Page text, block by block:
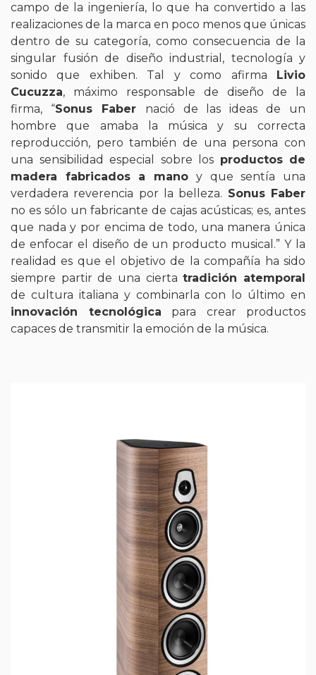
campo de la ingeniería, lo que ha convertido a las
realizaciones de la marca en poco menos que únicas
dentro de su categoría, como consecuencia de la
singular fusión de diseño industrial, tecnología y
sonido que exhiben. Tal y como afirma Livio
Cucuzza, máximo responsable de diseño de la
firma, “Sonus Faber nació de las ideas de un
hombre que amaba la música y su correcta
reproducción, pero también de una persona con
una sensibilidad especial sobre los productos de
madera fabricados a mano y que sentía una
verdadera reverencia por la belleza. Sonus Faber
no es sólo un fabricante de cajas acústicas; es, antes
que nada y por encima de todo, una manera única
de enfocar el diseño de un producto musical.” Y la
realidad es que el objetivo de la compañía ha sido
siempre partir de una ciertatradición atemporal
de cultura italiana y combinarla con lo último en
innovación tecnológica para crear productos
capaces de transmitir la emoción de la música.